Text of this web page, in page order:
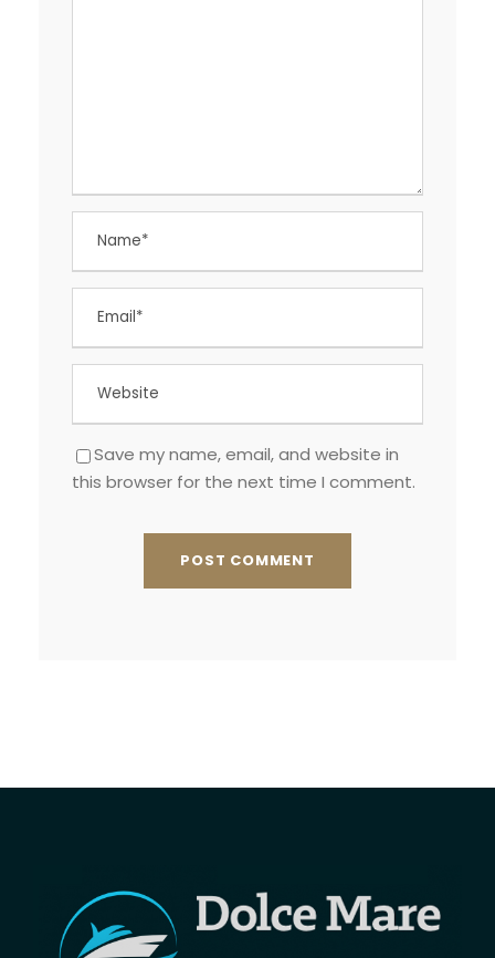
Save my name, email, and website in
this browser for the next time I comment.